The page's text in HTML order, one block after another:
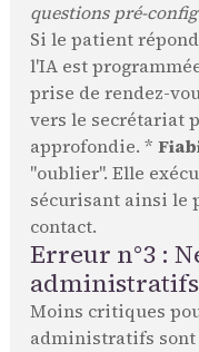
questions pré-
Si le patient
l'IA est
prise de rendez-
vers le secrétariat
approfondie. *
"oublier". Elle
sécurisant ainsi le
contact.
Erreur n°3 :
administratifs
Moins critiques
administratifs sont